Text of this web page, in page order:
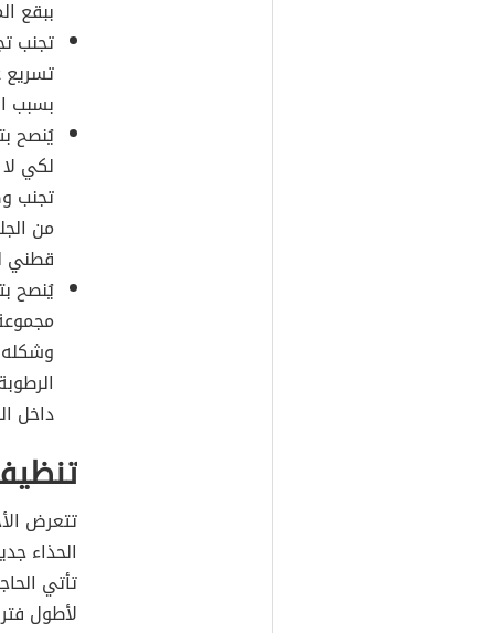
ببقع
تجنب
تسريع
بسبب
يُنصح
لكي
تجنب
من
قطني
يُنصح
وشكله
داخل
تتعرض
الحذاء
تأتي
لأطول